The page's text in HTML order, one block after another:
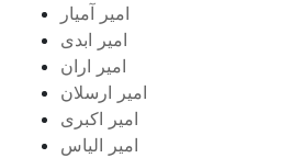
امیر آمیار
امیر ابدی
امیر اران
امیر ارسلان
امیر اکبری
امیر الیاس